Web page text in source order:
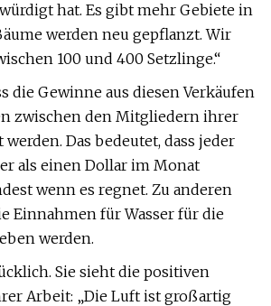
hat. Es gibt mehr Gebiete in
werden neu gepflanzt. Wir
100 und 400 Setzlinge.“
die Gewinne aus diesen Verkäufen
zwischen den Mitgliedern ihrer
Das bedeutet, dass jeder
als einen Dollar im Monat
wenn es regnet. Zu anderen
Einnahmen für Wasser für die
werden.
Sie sieht die positiven
Arbeit: „Die Luft ist großartig